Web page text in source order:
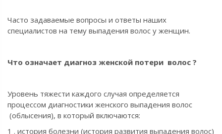
Часто задаваемые вопросы и ответы наших
специалистов на тему выпадения волос у женщин.
Что означает диагноз женской потери волос ?
Уровень тяжести каждого случая определяется
процессом диагностики женского выпадения волос
(облысения), в который включаются:
1 . история болезни (история развития выпадения волос)